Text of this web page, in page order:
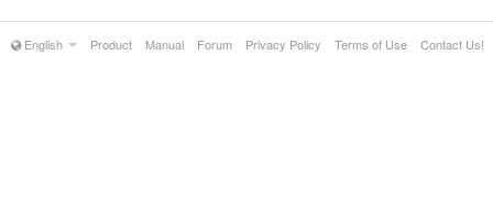
English Product Manual Forum Privacy Policy Terms of Use Contact Us!